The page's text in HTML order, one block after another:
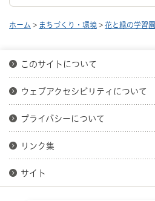
ホーム > まちづくり・環境 > 花と緑の学習園
このサイトについて
ウェブアクセシビリティについて
プライバシーについて
リンク集
サイト